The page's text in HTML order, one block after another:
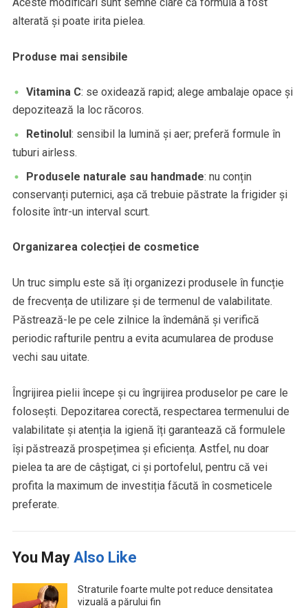
alterată și poate irita pielea.
Produse mai sensibile
Vitamina C: se oxidează rapid; alege ambalaje opace și
depozitează la loc răcoros.
Retinolul : sensibil la lumină și aer; preferă formule în
tuburi airless.
Produsele naturale sau handmade: nu conțin
conservanți puternici, așa că trebuie păstrate la frigider și
folosite într-un interval scurt.
Organizarea colecției de cosmetice
Un truc simplu este să îți organizezi produsele în funcție
de frecvența de utilizare și de termenul de valabilitate.
Păstrează-le pe cele zilnice la îndemână și verifică
periodic rafturile pentru a evita acumularea de produse
vechi sau uitate.
Îngrijirea pielii începe și cu îngrijirea produselor pe care le
folosești. Depozitarea corectă, respectarea termenului de
valabilitate și atenția la igienă îți garantează că formulele
își păstrează prospețimea și eficiența. Astfel, nu doar
pielea ta are de câștigat, ci și portofelul, pentru că vei
profita la maximum de investiția făcută în cosmeticele
preferate.
You May Also Like
Straturile foarte multe pot reduce densitatea
vizuală a părului fin